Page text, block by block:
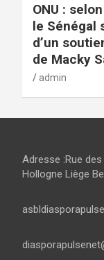
ONU :
le Sénégal
d’un
de Macky
admin
Adresse :Rue
Hollogne Liège